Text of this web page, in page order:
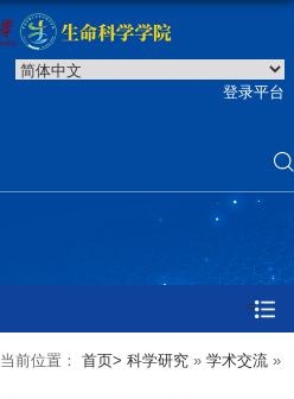
登录平台
=
当前位置： 首页> 科学研究 » 学术交流 »